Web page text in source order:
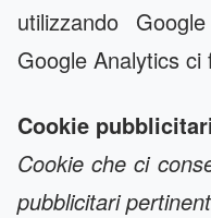
utilizzando
Google Analytics ci
Cookie
Cookie che ci
pubblicitari